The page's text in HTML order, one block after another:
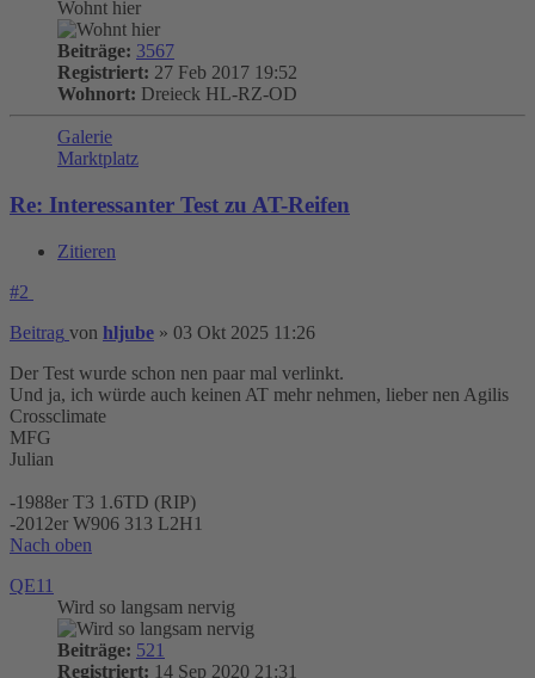
Wohnt hier
Beiträge: 3567
Registriert: 27 Feb 2017 19:52
Wohnort: Dreieck HL-RZ-OD
Galerie
Marktplatz
Re: Interessanter Test zu AT-Reifen
Zitieren
#2
Beitrag von hljube » 03 Okt 2025 11:26
Der Test wurde schon nen paar mal verlinkt.
Und ja, ich würde auch keinen AT mehr nehmen, lieber nen Agilis
Crossclimate
MFG
Julian
-1988er T3 1.6TD (RIP)
-2012er W906 313 L2H1
Nach oben
QE11
Wird so langsam nervig
Beiträge: 521
Registriert: 14 Sep 2020 21:31